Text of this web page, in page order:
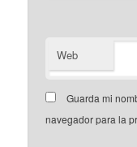
Web
Guarda mi
navegador para la